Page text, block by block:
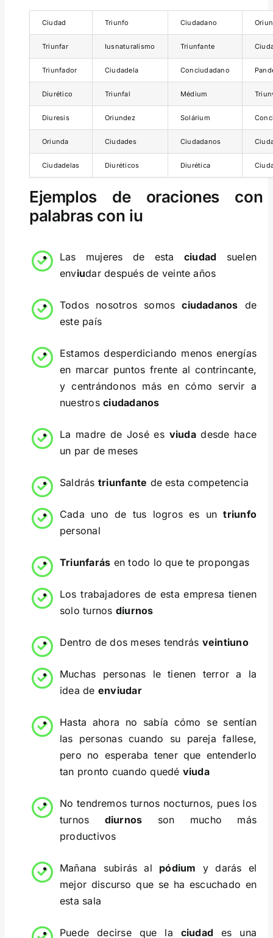
Ciudad Triunfo Ciudadano
Triunfar Iusnaturalismo Triunfante
Triunfador Ciudadela Conciudadano
Diurético Triunfal Médium
Diuresis Oriundez Solárium
Oriunda Ciudades Ciudadanos
Ciudadelas Diuréticos Diurética
Ejemplos de oraciones con
palabras con iu
Las mujeres de esta ciudad suelen
enviudar después de veinte años
Todos nosotros somosciudadanos de
este país
Estamos desperdiciando menos energías
en marcar puntos frente al contrincante,
y centrándonos más en cómo servir a
nuestrosciudadanos
La madre de José es viudadesde hace
un par de meses
Saldrás triunfante de esta competencia
Cada uno de tus logros es untriunfo
personal
Triunfarás en todo lo que te propongas
Los trabajadores de esta empresa tienen
solo turnos diurnos
Dentro de dos meses tendrás veintiuno
Muchas personas le tienen terror a la
idea de enviudar
Hasta ahora no sabía cómo se sentían
las personas cuando su pareja fallese,
pero no esperaba tener que entenderlo
tan pronto cuando quedé viuda
No tendremos turnos nocturnos, pues los
turnos diurnos son mucho más
productivos
Mañana subirás al pódium y darás el
mejor discurso que se ha escuchado en
esta sala
Puede decirse que la ciudad es una